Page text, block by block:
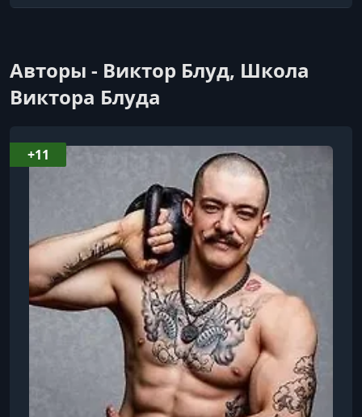
Авторы - Виктор Блуд, Школа
Виктора Блуда
+11